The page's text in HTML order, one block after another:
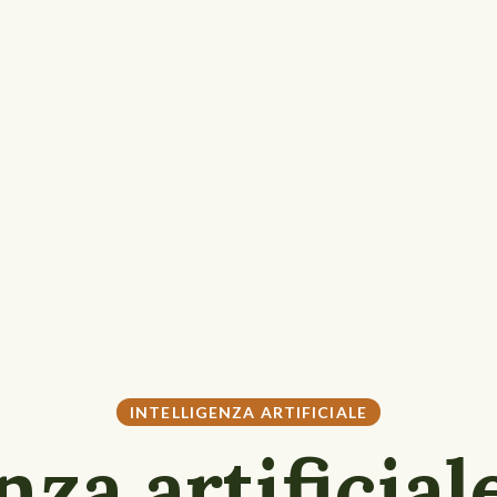
INTELLIGENZA ARTIFICIALE